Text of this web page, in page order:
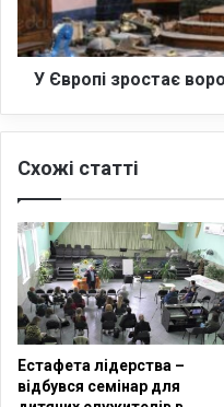
о
т
в
р
о
к
і
в
в
'
я
з
р
є
р
о
ж
е
с
а
У Європі зростає
Схожі статті
Естафета лідерства –
відбувся семінар для